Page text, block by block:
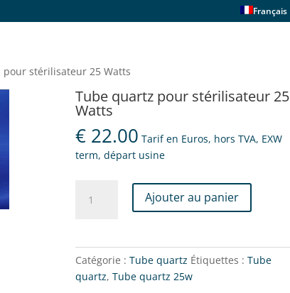
Français
stérilisateur 25 Watts
Tube quartz pour stérilisateur 25
Watts
€22.00 Tarif en Euros, hors TVA, EXW
term, départ usine
pour
stérilisateur
25
Ajouter au panier
Catégorie : Tube quartz Étiquettes : Tube
quartz, Tube quartz 25w